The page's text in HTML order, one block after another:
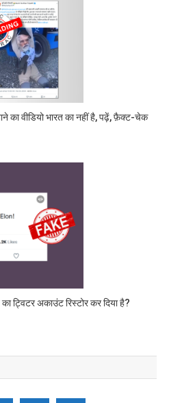
का वीडियो भारत का नहीं है, पढ़ें, फ़ैक्ट-चेक
ट्विटर अकाउंट रिस्टोर कर दिया है?